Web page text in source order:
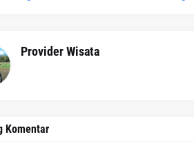
Provider Wisata
Komentar